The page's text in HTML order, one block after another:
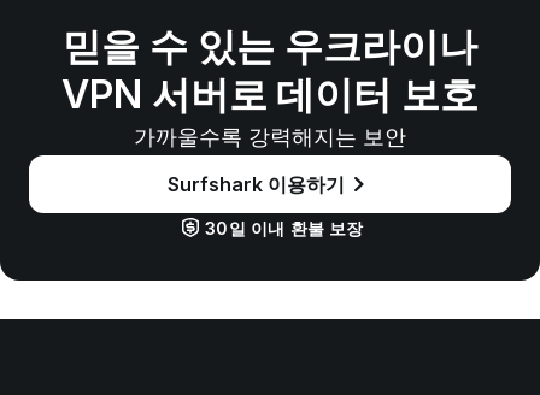
믿을 수 있는 우크라이나
VPN 서버로 데이터 보호
가까울수록 강력해지는 보안
Surfshark 이용하기
30일 이내 환불 보장